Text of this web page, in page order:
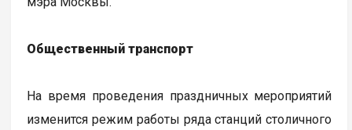
Общественный транспорт
На время проведения праздничных мероприятий
изменится режим работы ряда станций столичного